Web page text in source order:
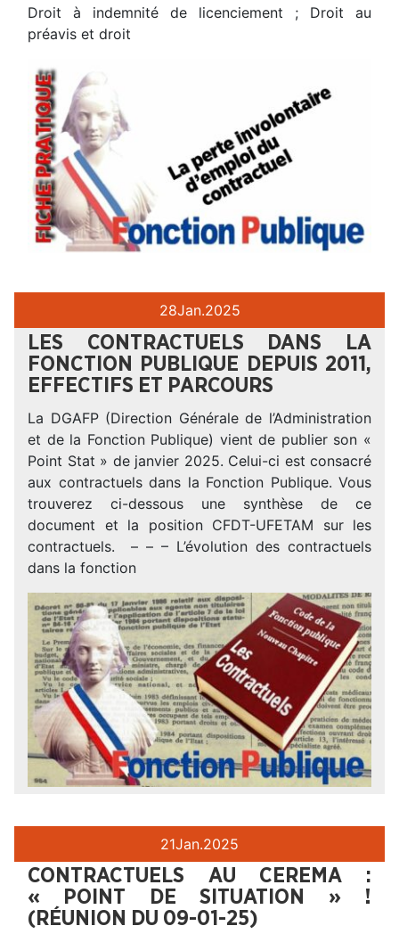
Droit à indemnité de licenciement ; Droit au
préavis et droit
28Jan.2025
LES CONTRACTUELS DANS LA
FONCTION PUBLIQUE DEPUIS 2011,
EFFECTIFS ET PARCOURS
La DGAFP (Direction Générale de l’Administration
et de la Fonction Publique) vient de publier son «
Point Stat » de janvier 2025. Celui-ci est consacré
aux contractuels dans la Fonction Publique. Vous
trouverez ci-dessous une synthèse de ce
document et la position CFDT-UFETAM sur les
contractuels. – – – L’évolution des contractuels
dans la fonction
21Jan.2025
CONTRACTUELS AU CEREMA :
« POINT DE SITUATION » !
(RÉUNION DU 09-01-25)